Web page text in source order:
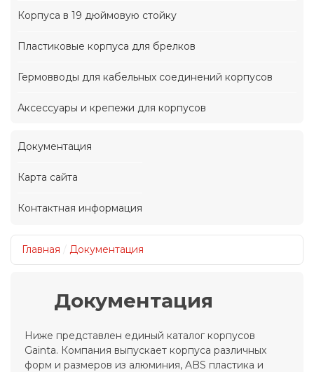
Корпуса в 19 дюймовую стойку
Пластиковые корпуса для брелков
Гермовводы для кабельных соединений корпусов
Аксессуары и крепежи для корпусов
Документация
Карта сайта
Контактная информация
Главная Документация
Документация
Ниже представлен единый каталог корпусов
Gainta. Компания выпускает корпуса различных
форм и размеров из алюминия, ABS пластика и